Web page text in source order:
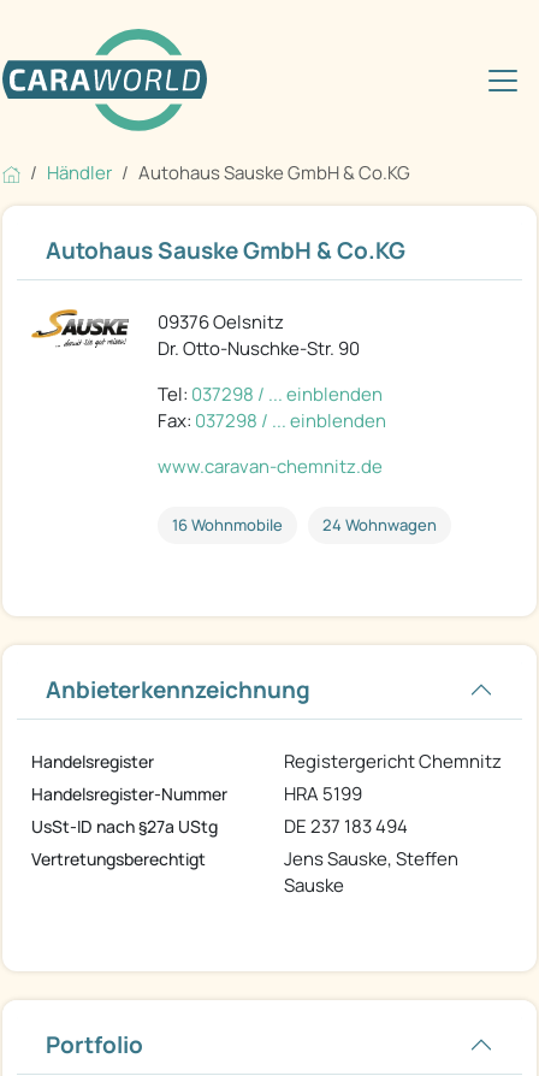
Händler Autohaus Sauske GmbH & Co.KG
Autohaus Sauske GmbH & Co.KG
09376 Oelsnitz
Dr. Otto-Nuschke-Str. 90
Tel: 037298 / ... einblenden
Fax: 037298 / ... einblenden
www.caravan-chemnitz.de
16 Wohnmobile 24 Wohnwagen
Anbieterkennzeichnung
Handelsregister Registergericht Chemnitz
Handelsregister-Nummer HRA 5199
UsSt-ID nach §27a UStg DE 237 183 494
Vertretungsberechtigt
Jens Sauske, Steffen
Sauske
Portfolio